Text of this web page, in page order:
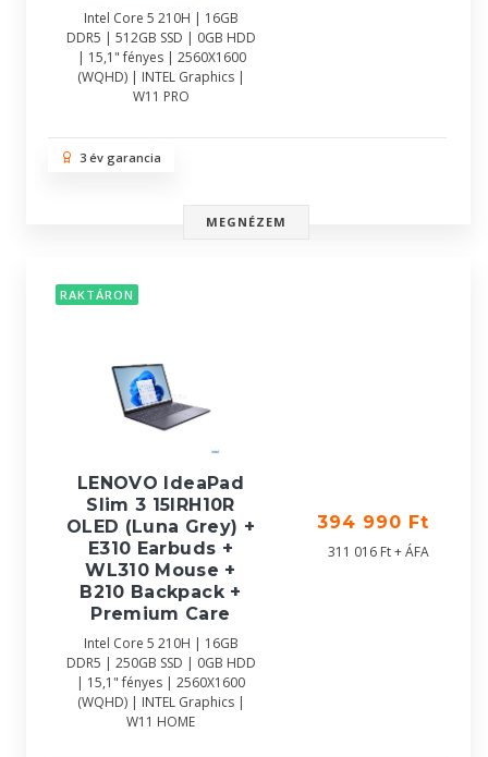
Intel Core 5 210H | 16GB
DDR5 | 512GB SSD | 0GB HDD
| 15,1" fényes | 2560X1600
(WQHD) | INTEL Graphics |
W11 PRO
3 év garancia
MEGNÉZEM
RAKTÁRON
LENOVO IdeaPad
Slim 3 15IRH10R
OLED (Luna Grey) +
E310 Earbuds +
WL310 Mouse +
B210 Backpack +
Premium Care
Intel Core 5 210H | 16GB
DDR5 | 250GB SSD | 0GB HDD
| 15,1" fényes | 2560X1600
(WQHD) | INTEL Graphics |
W11 HOME
394 990 Ft
311 016 Ft + ÁFA